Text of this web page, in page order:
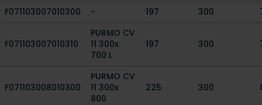
F071103007010300 - 197 300
F071103007010310
PURMO CV
11 300x
700 L
197 300
F071103008010300
PURMO CV
11 300x
800
225 300